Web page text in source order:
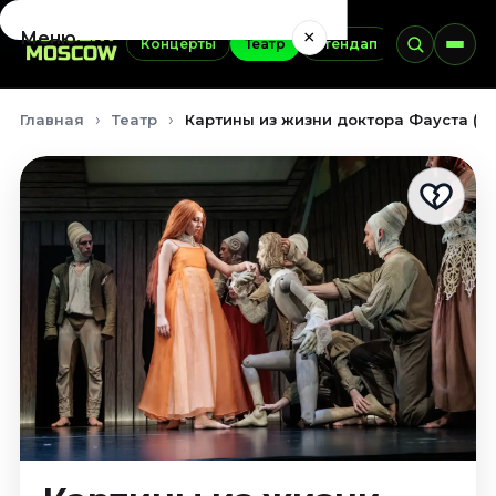
Концерты Театр Стендап Выставки
Меню ×
Сентябрь 2026
Октябрь 2026
Ноябрь 2026
Декабрь 2026
Январь 2027
Театр
Август 2026
Сентябрь 2026
Октябрь 2026
Ноябрь 2026
Главная Театр Картины из жизни доктора Фауста